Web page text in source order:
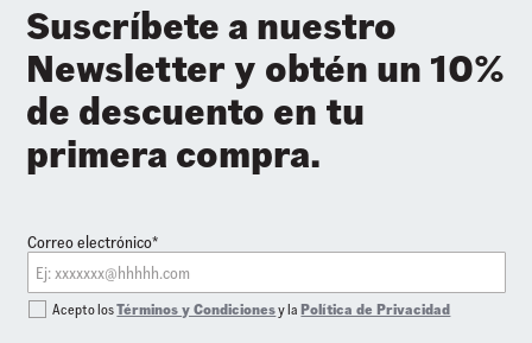
Suscríbete a nuestro
Newsletter y obtén un 10%
de descuento en tu
primera compra.
Correo electrónico*
Acepto losTérminos y Condicionesy laPolítica de Privacidad